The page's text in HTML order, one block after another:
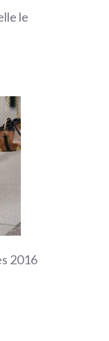
le
2016